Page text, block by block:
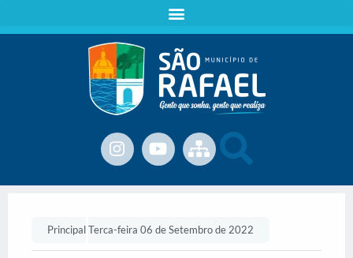
PrincipalTerca-feira 06 de Setembro de 2022